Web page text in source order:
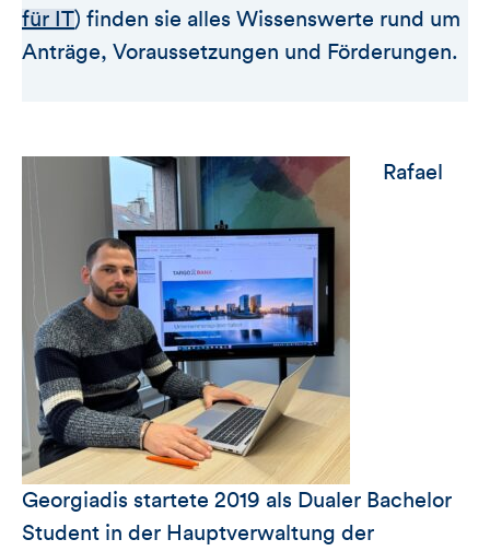
für IT) finden sie alles Wissenswerte rund um
Anträge, Voraussetzungen und Förderungen.
Rafael
Georgiadis startete 2019 als Dualer Bachelor
Student in der Hauptverwaltung der